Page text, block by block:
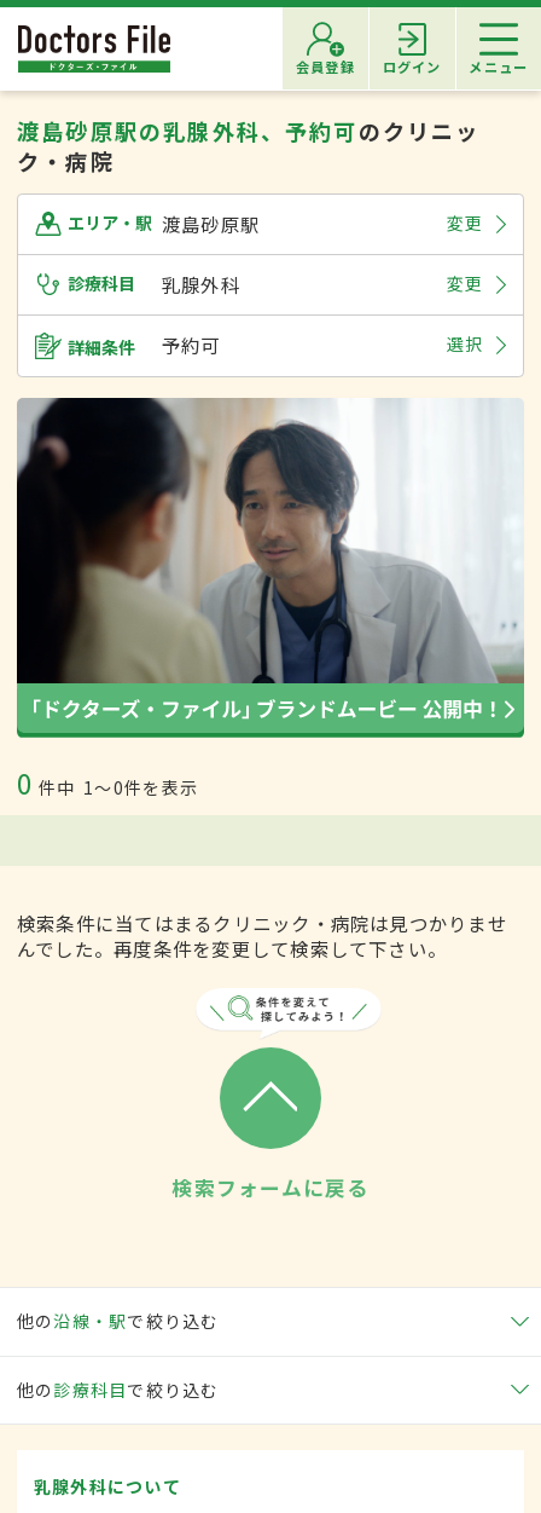
会員登録 ログイン メニュー
渡島砂原駅の乳腺外科、予約可のクリニッ
ク・病院
エリア・駅 渡島砂原駅 変更
診療科目 乳腺外科 変更
詳細条件 予約可 選択
0 件中 1〜0件を表示
検索条件に当てはまるクリニック・病院は見つかりませ
んでした。再度条件を変更して検索して下さい。
検索フォームに戻る
他の沿線・駅で絞り込む
他の 診療科目で絞り込む
乳腺外科について